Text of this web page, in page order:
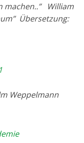
machen..” William
Übersetzung:
Weppelmann